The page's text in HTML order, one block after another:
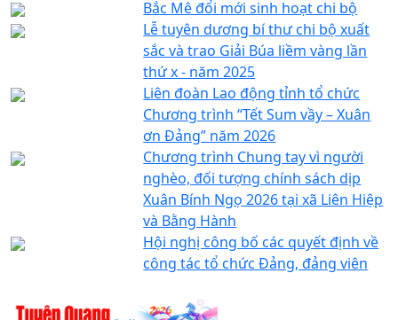
Bắc Mê đổi mới sinh hoạt chi bộ
Lễ tuyên dương bí thư chi bộ xuất
sắc và trao Giải Búa liềm vàng lần
thứ x - năm 2025
Liên đoàn Lao động tỉnh tổ chức
Chương trình “Tết Sum vầy – Xuân
ơn Đảng” năm 2026
Chương trình Chung tay vì người
nghèo, đối tượng chính sách dịp
Xuân Bính Ngọ 2026 tại xã Liên Hiệp
và Bằng Hành
Hội nghị công bố các quyết định về
công tác tổ chức Đảng, đảng viên